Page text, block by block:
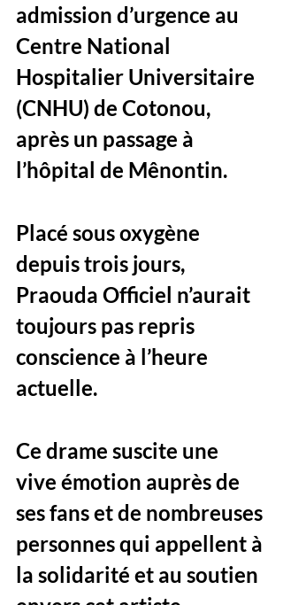
admission d’urgence au
Centre National
Hospitalier Universitaire
(CNHU) de Cotonou,
après un passage à
l’hôpital de Mênontin.
Placé sous oxygène
depuis trois jours,
Praouda Officiel n’aurait
toujours pas repris
conscience à l’heure
actuelle.
Ce drame suscite une
vive émotion auprès de
ses fans et de nombreuses
personnes qui appellent à
la solidarité et au soutien